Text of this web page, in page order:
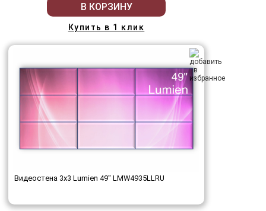
В КОРЗИНУ
Купить в 1 клик
Видеостена 3x3 Lumien 49" LMW4935LLRU